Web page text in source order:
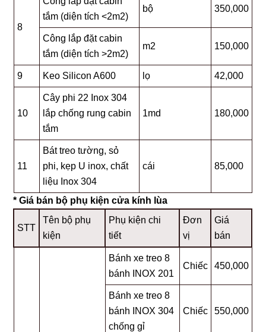
8
tắm (diện tích <2m2)
bộ 350,000
Công lắp đặt cabin
tắm (diện tích >2m2)
m2 150,000
9 Keo Silicon A600 lọ 42,000
10
Cây phi 22 Inox 304
lắp chống rung cabin
tắm
1md 180,000
11
Bát treo tường, sỏ
phi, kẹp U inox, chất
liệu Inox 304
cái 85,000
* Giá bán bộ phụ kiện cửa kính lùa
STT
Tên bộ phụ
kiện
Phụ kiện chi
tiết
Đơn
vị
Giá
bán
Bánh xe treo 8
bánh INOX 201
Chiếc 450,000
Bánh xe treo 8
bánh INOX 304
chống gỉ
Chiếc 550,000